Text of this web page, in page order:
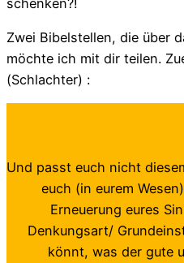
Zwei Bibelstellen, die über
möchte ich mit dir teilen.
(Schlachter) :
Und passt euch nicht
euch (in eurem
Erneuerung eures
Denkungsart/
könnt, was der gute